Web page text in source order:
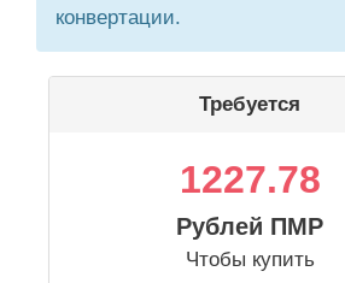
конвертации.
Требуется
1227.78
Рублей ПМР
Чтобы купить